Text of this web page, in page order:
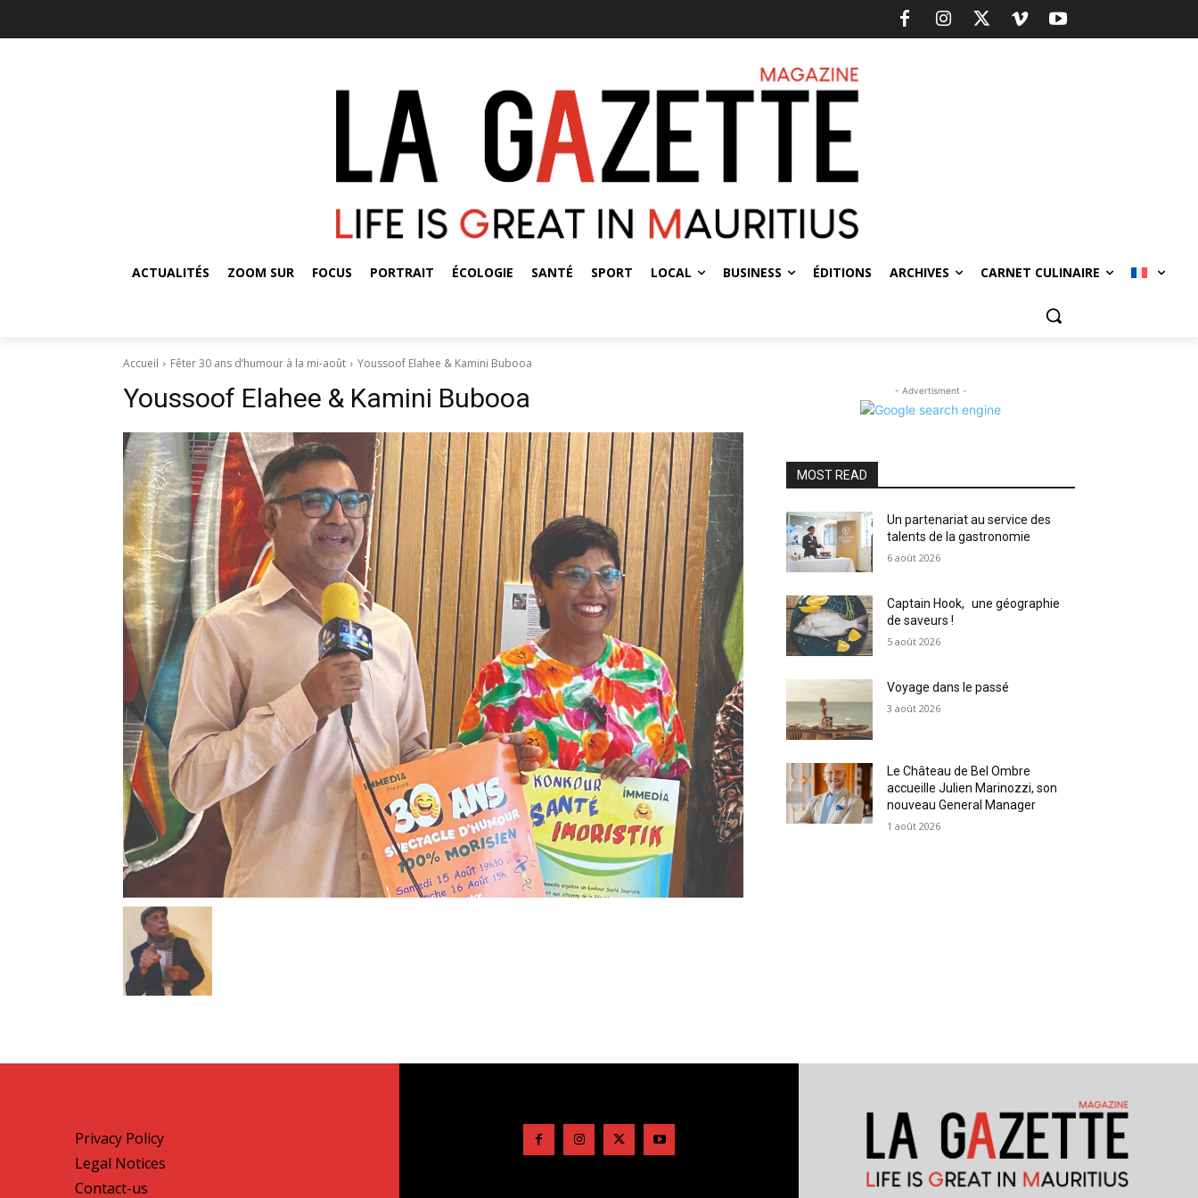
ACTUALITÉS ZOOM SUR FOCUS PORTRAIT ÉCOLOGIE SANTÉ SPORT LOCAL BUSINESS ÉDITIONS ARCHIVES CARNET CULINAIRE
Accueil Fêter 30 ans d’humour à la mi-août Youssoof Elahee & Kamini Bubooa
Youssoof Elahee & Kamini Bubooa - Advertisment -
MOST READ
Un partenariat au service des
talents de la gastronomie
6 août 2026
Captain Hook, une géographie
de saveurs !
5 août 2026
Voyage dans le passé
3 août 2026
Le Château de Bel Ombre
accueille Julien Marinozzi, son
nouveau General Manager
1 août 2026
Privacy Policy
Legal Notices
Contact-us